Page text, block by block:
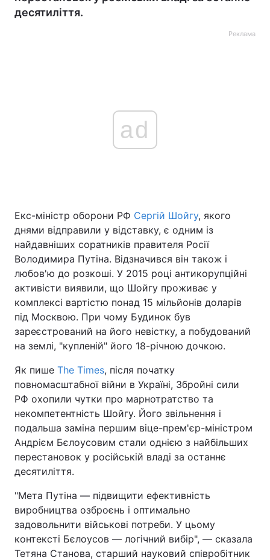
десятиліття.
Реклама
ad
Екс-міністр оборони РФ Сергій Шойгу, якого
днями відправили у відставку, є одним із
найдавніших соратників правителя Росії
Володимира Путіна. Відзначився він також і
любов'ю до розкоші. У 2015 році антикорупційні
активісти виявили, що Шойгу проживає у
комплексі вартістю понад 15 мільйонів доларів
під Москвою. При чому Будинок був
зареєстрований на його невістку, а побудований
на землі, "купленій" його 18-річною дочкою.
Як пише The Times, після початку
повномасштабної війни в Україні, Збройні сили
РФ охопили чутки про марнотратство та
некомпетентність Шойгу. Його звільнення і
подальша заміна першим віце-прем'єр-міністром
Андрієм Бєлоусовим стали однією з найбільших
перестановок у російській владі за останнє
десятиліття.
"Мета Путіна — підвищити ефективність
виробництва озброєнь і оптимально
задовольнити військові потреби. У цьому
контексті Бєлоусов — логічний вибір", — сказала
Тетяна Станова, старший науковий співробітник